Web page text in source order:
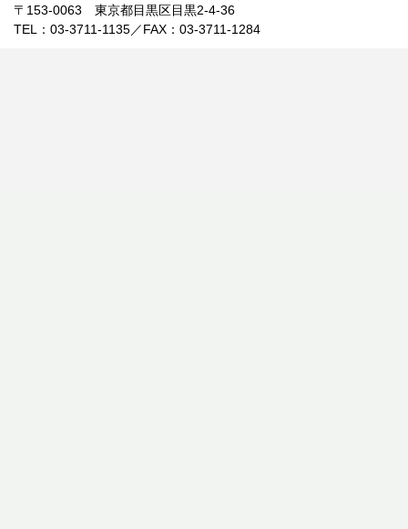
〒153-0063 東京都目黒区目黒2-4-36
TEL：03-3711-1135／FAX：03-3711-1284